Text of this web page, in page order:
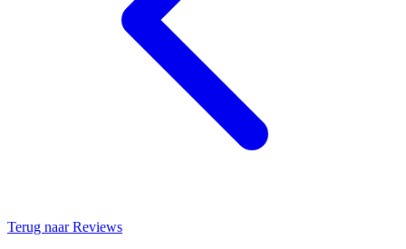
Terug naar Reviews